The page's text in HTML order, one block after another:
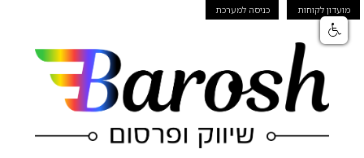
מועדון לקוחות כניסה למערכת